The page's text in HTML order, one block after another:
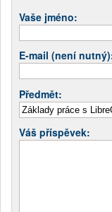
Vaše jméno:
E-mail (není
Předmět:
Váš příspěvek: